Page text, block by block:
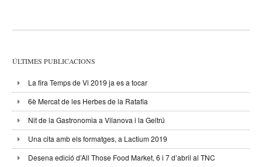
ÚLTIMES PUBLICACIONS
La fira Temps de Vi 2019 ja es a tocar
6è Mercat de les Herbes de la Ratafia
Nit de la Gastronomia a Vilanova i la Geltrú
Una cita amb els formatges, a Lactium 2019
Desena edició d’All Those Food Market, 6 i 7 d’abril al TNC